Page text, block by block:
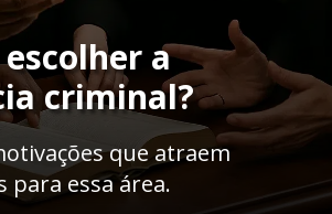
a
criminal?
que atraem
para essa área.